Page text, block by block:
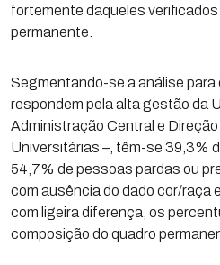
fortemente daqueles
permanente.
Segmentando-se a análise para
respondem pela alta gestão da
Administração Central e
Universitárias –, têm-se 39,3%
54,7% de pessoas pardas ou
com ausência do dado cor/raça
com ligeira diferença, os
composição do quadro